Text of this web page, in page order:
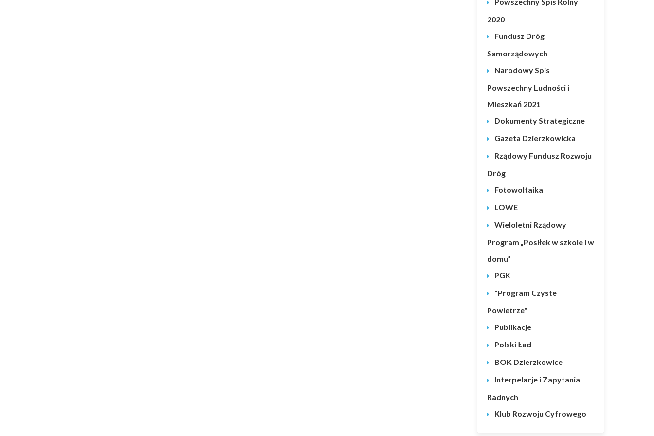
2020
Fundusz Dróg
Samorządowych
Narodowy Spis
Powszechny Ludności i
Mieszkań 2021
Dokumenty Strategiczne
Gazeta Dzierzkowicka
Rządowy Fundusz Rozwoju
Dróg
Fotowoltaika
LOWE
Wieloletni Rządowy
Program „Posiłek w szkole i w
domu”
PGK
"Program Czyste
Powietrze"
Publikacje
Polski Ład
BOK Dzierzkowice
Interpelacje i Zapytania
Radnych
Klub Rozwoju Cyfrowego